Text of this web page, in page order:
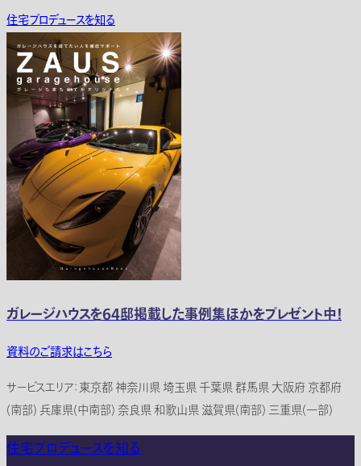
住宅プロデュースを知る
ガレージハウスを64邸掲載した事例集ほかをプレゼント中！
資料のご請求はこちら
サービスエリア：東京都 神奈川県 埼玉県 千葉県 群馬県 大阪府 京都府
(南部) 兵庫県(中南部) 奈良県 和歌山県 滋賀県(南部) 三重県(一部)
住宅プロデュースを知る